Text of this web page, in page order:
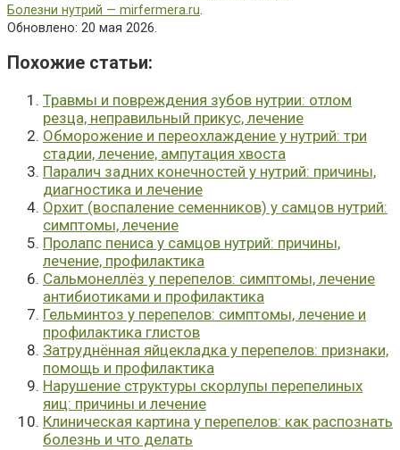
Болезни нутрий — mirfermera.ru
Обновлено: 20 мая 2026.
Похожие cтатьи:
Травмы и повреждения зубов нутрии: отлом
резца, неправильный прикус, лечение
Обморожение и переохлаждение у нутрий: три
стадии, лечение, ампутация хвоста
Паралич задних конечностей у нутрий: причины,
диагностика и лечение
Орхит (воспаление семенников) у самцов нутрий:
симптомы, лечение
Пролапс пениса у самцов нутрий: причины,
лечение, профилактика
Сальмонеллёз у перепелов: симптомы, лечение
антибиотиками и профилактика
Гельминтоз у перепелов: симптомы, лечение и
профилактика глистов
Затруднённая яйцекладка у перепелов: признаки,
помощь и профилактика
Нарушение структуры скорлупы перепелиных
яиц: причины и лечение
Клиническая картина у перепелов: как распознать
болезнь и что делать